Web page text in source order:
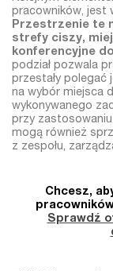
pracowników, jest
Przestrzenie te
strefy ciszy,
konferencyjne
podział pozwala
przestały polegać
na wybór miejsca
wykonywanego
przy zastosowaniu
mogą również
z zespołu,
Chcesz,
Sprawdź